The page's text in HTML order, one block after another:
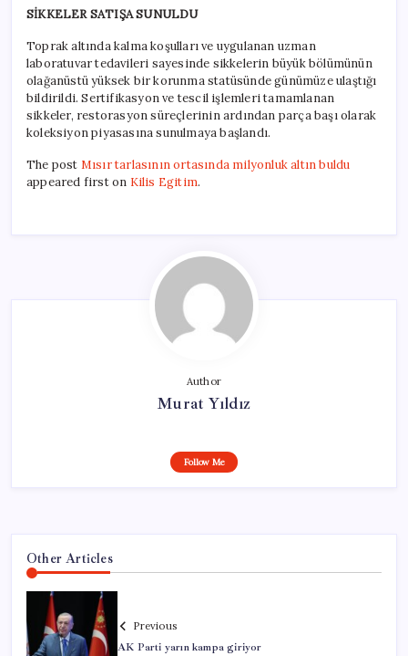
SİKKELER SATIŞA SUNULDU
Toprak altında kalma koşulları ve uygulanan uzman
laboratuvar tedavileri sayesinde sikkelerin büyük bölümünün
olağanüstü yüksek bir korunma statüsünde günümüze ulaştığı
bildirildi. Sertifikasyon ve tescil işlemleri tamamlanan
sikkeler, restorasyon süreçlerinin ardından parça başı olarak
koleksiyon piyasasına sunulmaya başlandı.
The post Mısır tarlasının ortasında milyonluk altın buldu
appeared first on Kilis Egitim.
Author
Murat Yıldız
Follow Me
Other Articles
Previous
AK Parti yarın kampa giriyor